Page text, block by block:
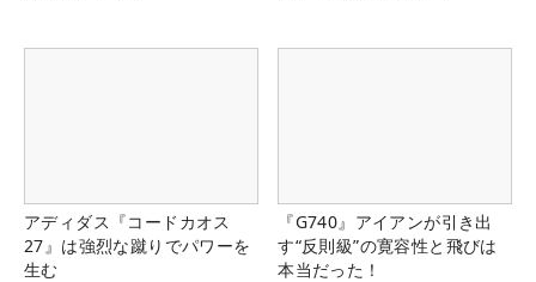
アディダス『コードカオス
27』は強烈な蹴りでパワーを
生む
『G740』アイアンが引き出
す“反則級”の寛容性と飛びは
本当だった！